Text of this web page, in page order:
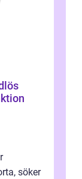
söker